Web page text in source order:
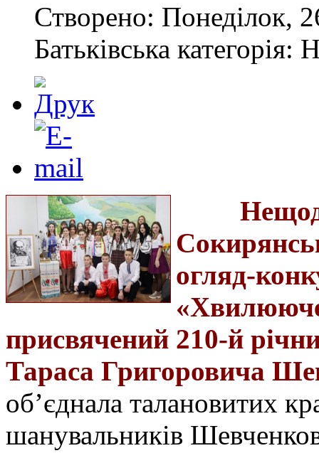
Створено: Понеділок,
Батьківська категорія:
огляд-
присвячений 210-й
Тараса Григоровича
об’єднала талановитих
шанувальників